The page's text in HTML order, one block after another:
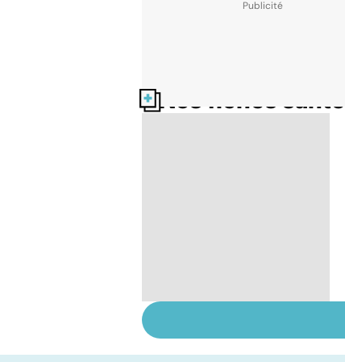
Nos fiches santé
infections